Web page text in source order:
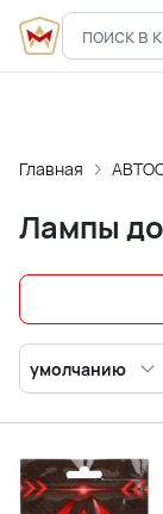
Главная
Лампы
умолчанию